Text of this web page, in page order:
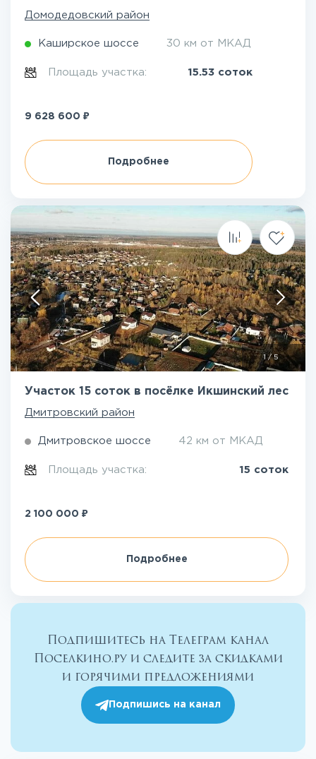
Домодедовский район
Каширское шоссе 30 км от МКАД
Площадь участка: 15.53 соток
9 628 600 ₽
Подробнее
1 /5
Участок 15 соток в посёлке Икшинский лес
Дмитровский район
Дмитровское шоссе 42 км от МКАД
Площадь участка: 15 соток
2 100 000 ₽
Подробнее
Подпишитесь на Телеграм канал
Поселкино.ру и следите за скидками
и горячими предложениями
Подпишись на канал